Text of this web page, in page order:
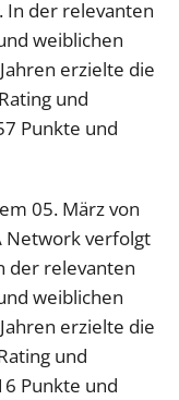
In der relevanten
weiblichen
erzielte die
und
Punkte und
05. März von
Network verfolgt
der relevanten
weiblichen
erzielte die
und
Punkte und